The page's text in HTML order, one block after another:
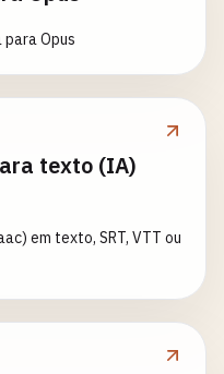
Opus
texto (IA)
em texto, SRT, VTT ou